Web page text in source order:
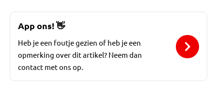
App ons!👋
Heb je een foutje gezien of heb je een
opmerking over dit artikel? Neem dan
contact met ons op.